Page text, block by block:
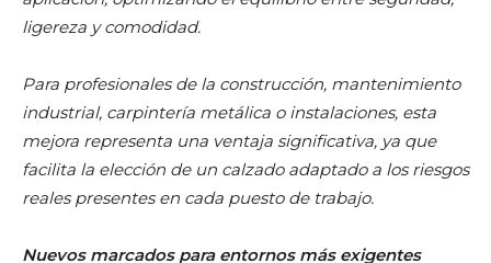
ligereza y comodidad.
Para profesionales de la construcción, mantenimiento
industrial, carpintería metálica o instalaciones, esta
mejora representa una ventaja significativa, ya que
facilita la elección de un calzado adaptado a los riesgos
reales presentes en cada puesto de trabajo.
Nuevos marcados para entornos más exigentes